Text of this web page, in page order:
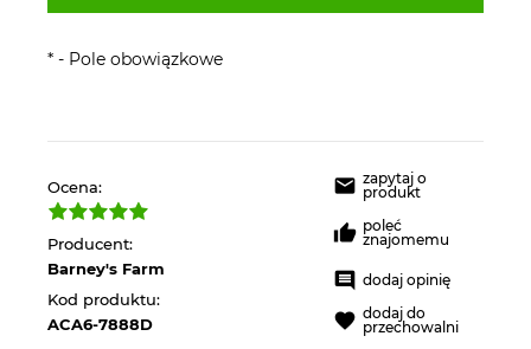
* - Pole obowiązkowe
Ocena:
Producent:
Barney's Farm
Kod produktu:
ACA6-7888D
zapytaj o
produkt
poleć
znajomemu
dodaj opinię
dodaj do
przechowalni